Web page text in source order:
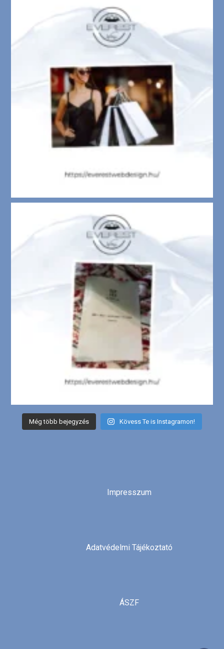
Még több bejegyzés Kövess Te is Instagramon!
Impresszum
Adatvédelmi Tájékoztató
ÁSZF